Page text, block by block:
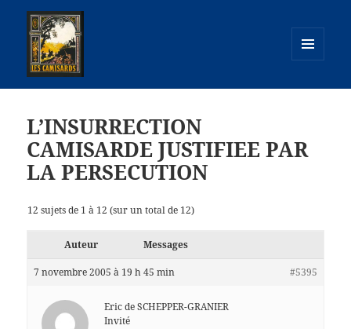
WIDGETS
L’INSURRECTION
CAMISARDE JUSTIFIEE PAR
LA PERSECUTION
12 sujets de 1 à 12 (sur un total de 12)
Auteur Messages
7 novembre 2005 à 19 h 45 min #5395
Eric de SCHEPPER-GRANIER
Invité